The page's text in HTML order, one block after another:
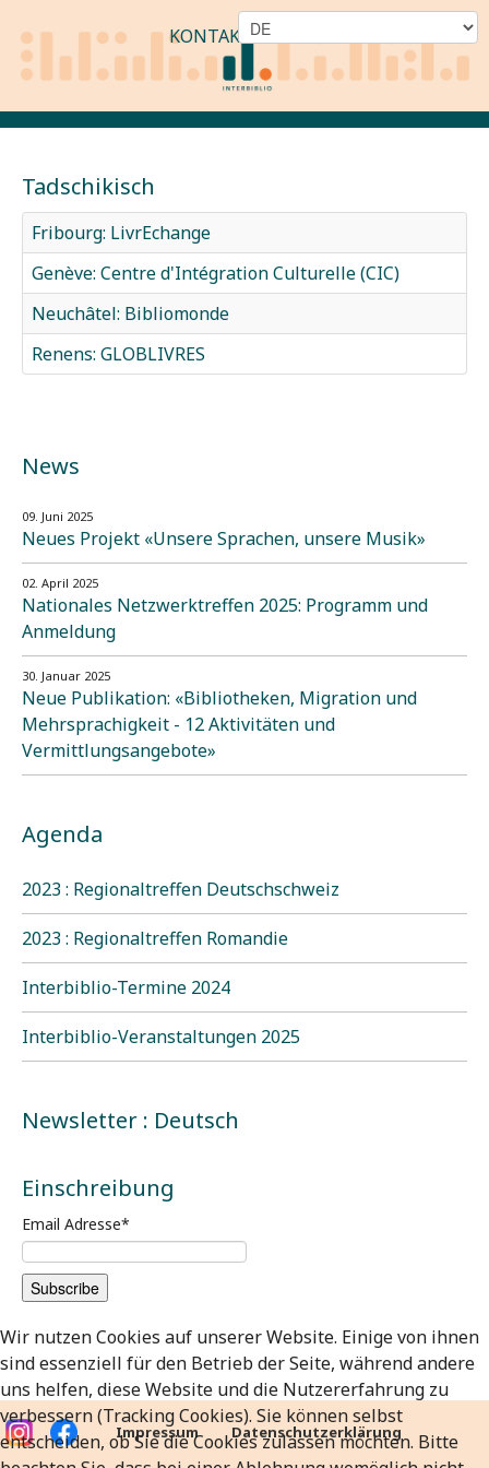
KONTAKT
Tadschikisch
Fribourg: LivrEchange
Genève: Centre d'Intégration Culturelle (CIC)
Neuchâtel: Bibliomonde
Renens: GLOBLIVRES
News
09. Juni 2025
Neues Projekt «Unsere Sprachen, unsere Musik»
02. April 2025
Nationales Netzwerktreffen 2025: Programm und
Anmeldung
30. Januar 2025
Neue Publikation: «Bibliotheken, Migration und
Mehrsprachigkeit - 12 Aktivitäten und
Vermittlungsangebote»
Agenda
2023 : Regionaltreffen Deutschschweiz
2023 : Regionaltreffen Romandie
Interbiblio-Termine 2024
Interbiblio-Veranstaltungen 2025
Newsletter : Deutsch
Einschreibung
Email Adresse*
Impressum Datenschutzerklärung
Wir nutzen Cookies auf unserer Website. Einige von ihnen
sind essenziell für den Betrieb der Seite, während andere
uns helfen, diese Website und die Nutzererfahrung zu
verbessern (Tracking Cookies). Sie können selbst
entscheiden, ob Sie die Cookies zulassen möchten. Bitte